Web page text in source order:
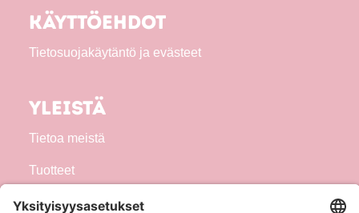
Käyttöehdot
Tietosuojakäytäntö ja evästeet
Yleistä
Tietoa meistä
Tuotteet